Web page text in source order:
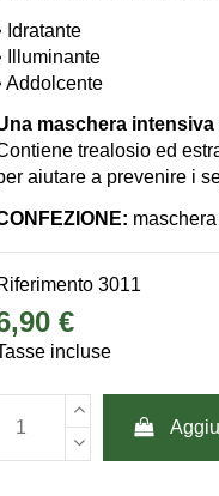
Idratante
Illuminante
Addolcente
maschera
trealosio ed
aiutare a prevenire i
3011
€
incluse